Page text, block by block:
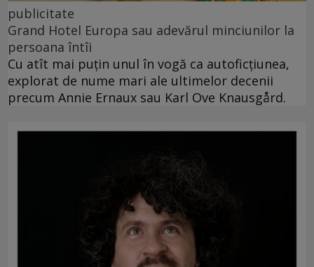
publicitate
Grand Hotel Europa sau adevărul minciunilor la
persoana întîi
Cu atît mai puțin unul în vogă ca autoficțiunea,
explorat de nume mari ale ultimelor decenii
precum Annie Ernaux sau Karl Ove Knausgård.